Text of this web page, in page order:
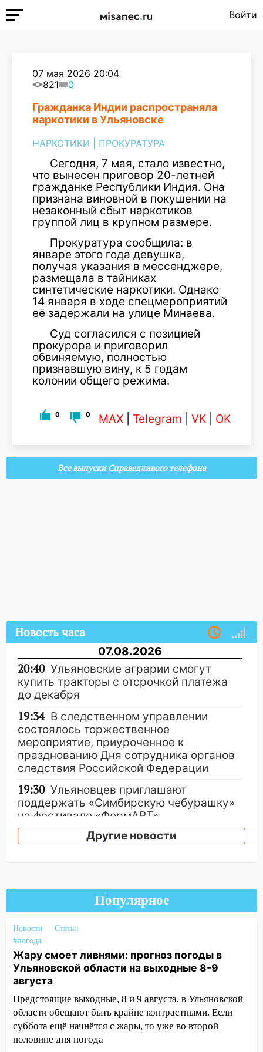
Войти
07 мая 2026 20:04
821
0
Гражданка Индии распространяла
наркотики в Ульяновске
НАРКОТИКИ ПРОКУРАТУРА
Сегодня, 7 мая, стало известно,
что вынесен приговор 20-летней
гражданке Республики Индия. Она
признана виновной в покушении на
незаконный сбыт наркотиков
группой лиц в крупном размере.
Прокуратура сообщила: в
январе этого года девушка,
получая указания в мессенджере,
размещала в тайниках
синтетические наркотики. Однако
14 января в ходе спецмероприятий
её задержали на улице Минаева.
Суд согласился с позицией
прокурора и приговорил
обвиняемую, полностью
признавшую вину, к 5 годам
колонии общего режима.
0 0 MAX Telegram VK OK
Все выпуски Справедливого телефона
Новость часа
07.08.2026
20:40 Ульяновские аграрии смогут
купить тракторы с отсрочкой платежа
до декабря
19:34 В следственном управлении
состоялось торжественное
мероприятие, приуроченное к
празднованию Дня сотрудника органов
следствия Российской Федерации
19:30 Ульяновцев приглашают
поддержать «Симбирскую чебурашку»
на фестивале «ФормАРТ»
Ульяновская область стала
17:16
областной больницы поступили шесть
новых аппаратов ИВЛ
16:51
В Чердаклинском районе
ремонтируют дороги, ставят остановки
и проводят новое освещение
16:35 В Ульяновске установили ещё
девять бункеров для крупногабаритного
мусора
16:26 В Ульяновске бесплатно покажут
матч «Волги» под открытым небом
Другие новости
Популярное
Новости
Статьи
#погода
Жару смоет ливнями: прогноз погоды в
Ульяновской области на выходные 8-9
августа
Предстоящие выходные, 8 и 9 августа, в Ульяновской
области обещают быть крайне контрастными. Если
суббота ещё начнётся с жары, то уже во второй
половине дня погода